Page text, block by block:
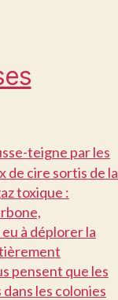
teigne par les
de cire sortis de la
toxique :
à déplorer la
pensent que les
les colonies